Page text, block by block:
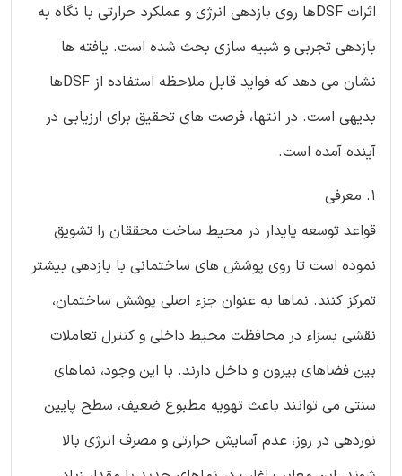
اثرات DSFها روی بازدهی انرژی و عملکرد حرارتی با نگاه به
بازدهی تجربی و شبیه سازی بحث شده است. یافته ها
نشان می دهد که فواید قابل ملاحظه استفاده از DSFها
بدیهی است. در انتها، فرصت های تحقیق برای ارزیابی در
آینده آمده است.
1. معرفی
قواعد توسعه پایدار در محیط ساخت محققان را تشویق
نموده است تا روی پوشش های ساختمانی با بازدهی بیشتر
تمرکز کنند. نماها به عنوان جزء اصلی پوشش ساختمان،
نقشی بسزاء در محافظت محیط داخلی و کنترل تعاملات
بین فضاهای بیرون و داخل دارند. با این وجود، نماهای
سنتی می توانند باعث تهویه مطبوع ضعیف، سطح پایین
نوردهی در روز، عدم آسایش حرارتی و مصرف انرژی بالا